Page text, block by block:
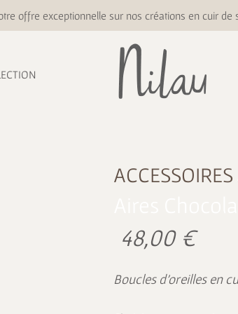
offre exceptionnelle sur nos créations en cuir de
ACCESSOIRES
48,00 €
Boucles d’oreilles en